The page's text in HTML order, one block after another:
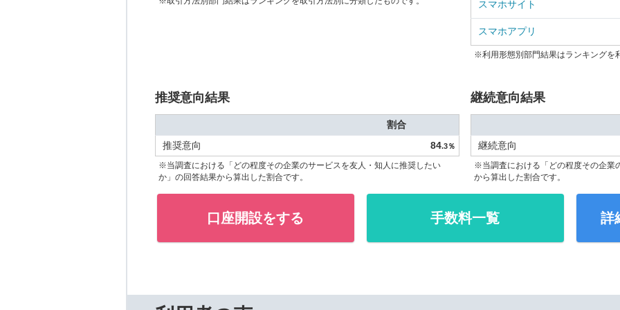
スマホサイト
スマホアプリ
※利用形態別部門結果はランキングを
推奨意向結果
割合
推奨意向
84.3％
※当調査における「どの程度その企業のサービスを友人・知人に推奨したい
か」の回答結果から算出した割合です。
継続意向結果
継続意向
※当調査における「どの程度その企業
から算出した割合です。
口座開設をする 手数料一覧 詳